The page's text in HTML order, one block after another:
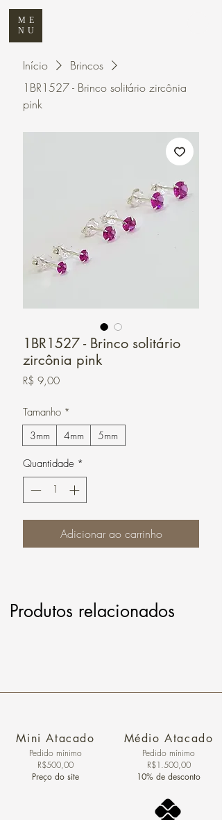
ME
NU
Início
Brincos
1BR1527 - Brinco solitário zircônia
pink
1BR1527 - Brinco solitário
zircônia pink
R$ 9,00Preço
Tamanho *
3mm 4mm 5mm
Quantidade *
Adicionar ao carrinho
Produtos relacionados
Mini Atacado
Pedido ​mínimo
R$500,00
Preço do site
Médio Atacado
Pedido mínimo
R$1.500,00
10% de desconto